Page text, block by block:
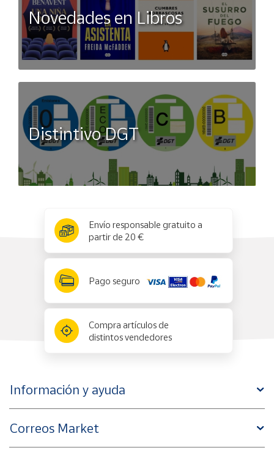
Novedades en Libros
Distintivo DGT
Envío responsable gratuito a
partir de 20 €
Pago seguro
Compra artículos de
distintos vendedores
Información y ayuda
Correos Market